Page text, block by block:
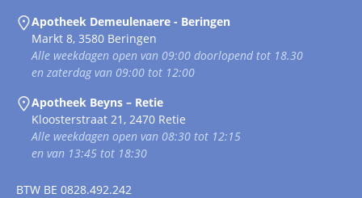
Apotheek Demeulenaere - Beringen
Markt 8, 3580 Beringen
Alle weekdagen open van 09:00 doorlopend tot 18.30
en zaterdag van 09:00 tot 12:00
Apotheek Beyns – Retie
Kloosterstraat 21, 2470 Retie
Alle weekdagen open van 08:30 tot 12:15
en van 13:45 tot 18:30
BTW BE 0828.492.242